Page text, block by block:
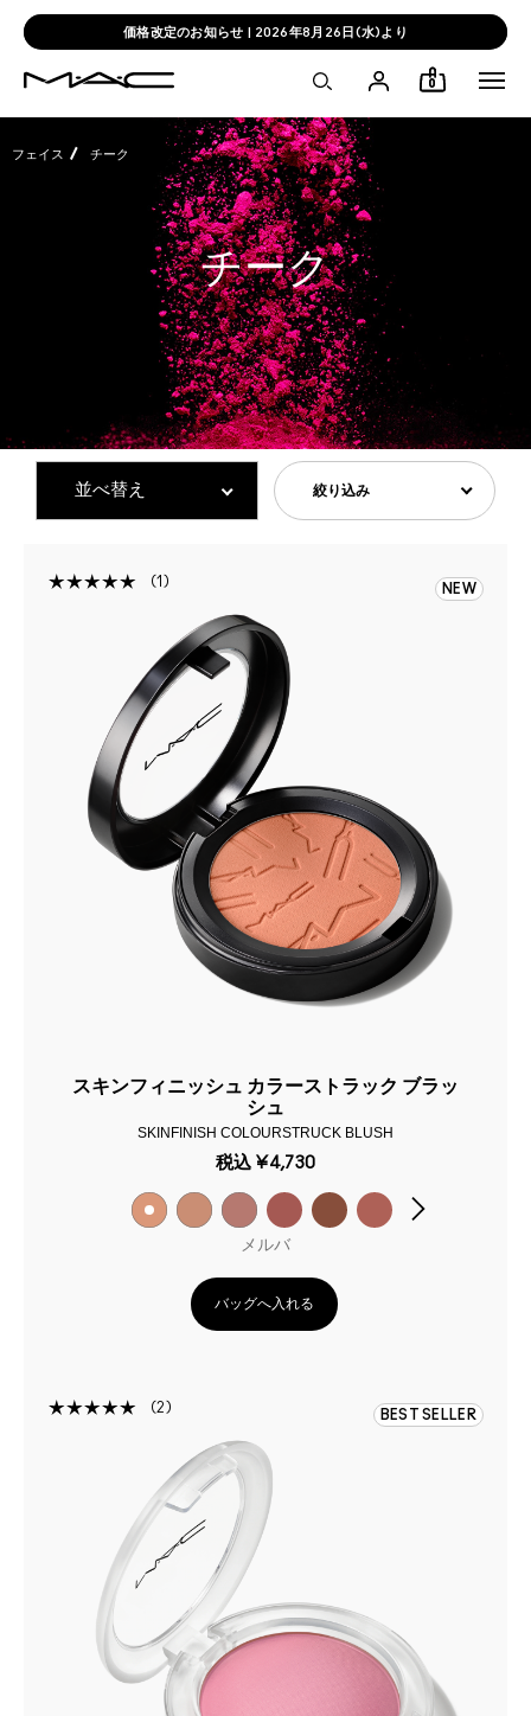
価格改定のお知らせ | 2026年8月26日(水)より
0
チーク
フェイス チーク
絞り込み
1 NEW
スキンフィニッシュ カラーストラック ブラッ
シュ
SKINFINISH COLOURSTRUCK BLUSH
税込 ¥4,730
メルバ
バッグへ入れる
2 BEST SELLER